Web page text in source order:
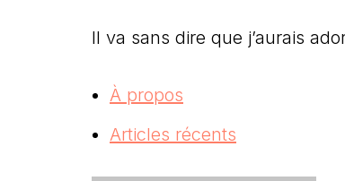
Il va sans dire que j’aurais
À propos
Articles récents